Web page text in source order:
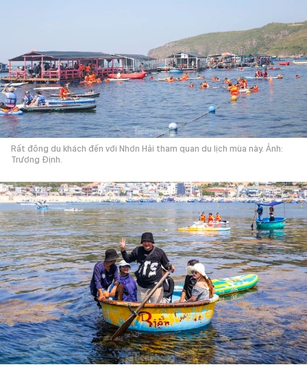
Rất đông du khách đến với Nhơn Hải tham quan du lịch mùa này. Ảnh:
Trương Định.